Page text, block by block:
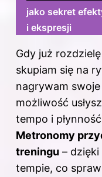
jako sekret
i ekspresji
Gdy już
skupiam się na
nagrywam
możliwość
tempo i
Metronomy
treningu –
tempie, co